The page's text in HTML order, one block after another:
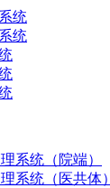
统
统
系统（院端）
系统（医共体）